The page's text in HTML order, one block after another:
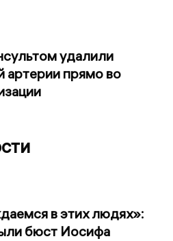
удалили
артерии прямо во
в этих людях»:
бюст Иосифа